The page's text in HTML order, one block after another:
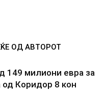
ОД АВТОРОТ
149 милиони евра за
Коридор 8 кон